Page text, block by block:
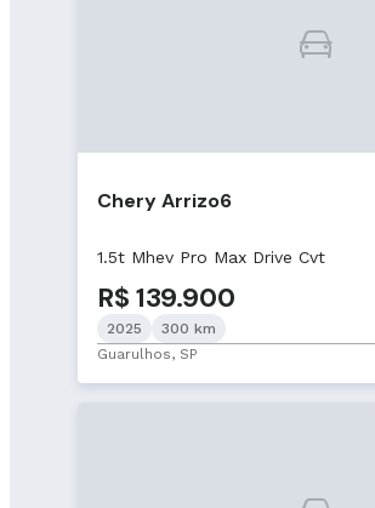
Chery Arrizo6
1.5t Mhev Pro Max Drive Cvt
R$ 139.900
2025
300 km
Guarulhos, SP